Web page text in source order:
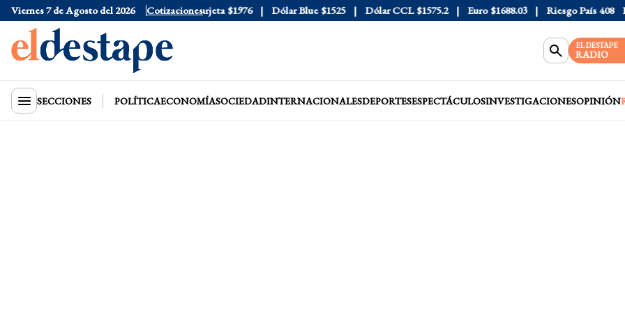
Viernes 7 de Agosto del 2026 Cotizaciones
Dólar Oficial $1520 Dólar Tarjeta $1976 Dólar Blue $1525 Dólar CCL $1575.2 Euro $1688.03 Riesgo País 408
EL DESTAPE
RADIO
SECCIONES POLÍTICAECONOMÍASOCIEDADINTERNACIONALESDEPORTESESPECTÁCULOSINVESTIGACIONESOPINIÓN